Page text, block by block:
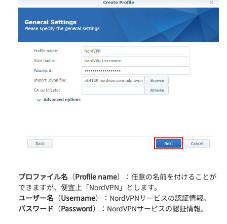
プロファイル名 （Profile name）：任意の名前を付けることが
できますが、便宜上「NordVPN」とします。
ユーザー名 （Username）：NordVPNサービスの認証情報。
パスワード （Password）：NordVPNサービスの認証情報。